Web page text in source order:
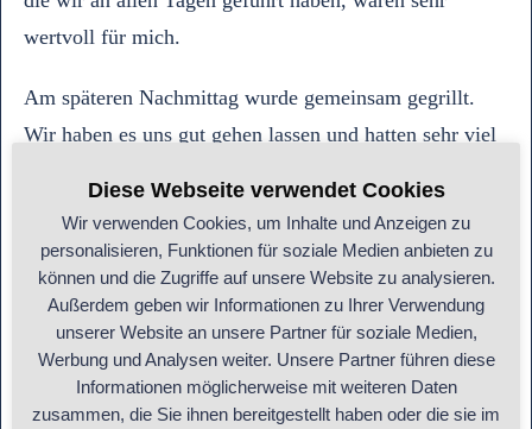
wertvoll für mich.
Am späteren Nachmittag wurde gemeinsam gegrillt.
Wir haben es uns gut gehen lassen und hatten sehr viel
und wie wunderbar alle miteinander harmonieren.
Diese Webseite verwendet Cookies
Wir verwenden Cookies, um Inhalte und Anzeigen zu
personalisieren, Funktionen für soziale Medien anbieten zu
können und die Zugriffe auf unsere Website zu analysieren.
Außerdem geben wir Informationen zu Ihrer Verwendung
unserer Website an unsere Partner für soziale Medien,
Werbung und Analysen weiter. Unsere Partner führen diese
Informationen möglicherweise mit weiteren Daten
zusammen, die Sie ihnen bereitgestellt haben oder die sie im